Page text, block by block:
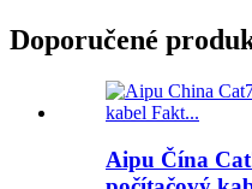
Doporučené
Aipu Čína